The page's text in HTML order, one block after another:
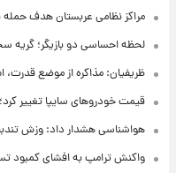
مراکز نظامی عربستان هدف
لحظه احساسی دو بازیگر؛ گریه
ظریفیان: مذاکره از موضع قدرت،
قیمت خودروهای سایپا تغییر کرد؛ لیست
هواشناسی هشدار داد: وزش تندباد،
واکنش ترامپ به افشای کمبود